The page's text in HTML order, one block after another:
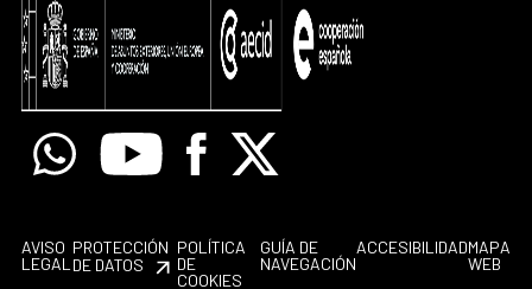
WhatsappYoutube Facebook
X
AVISO
LEGAL
PROTECCIÓN
DE DATOS
POLÍTICA
DE
COOKIES
GUÍA DE
NAVEGACIÓN
ACCESIBILIDADMAPA
WEB